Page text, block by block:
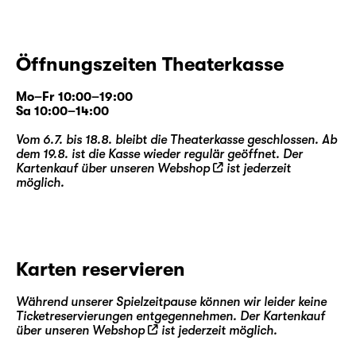
Öffnungszeiten Theaterkasse
Mo–Fr 10:00–19:00
Sa 10:00–14:00
Vom 6.7. bis 18.8. bleibt die Theaterkasse geschlossen. Ab
dem 19.8. ist die Kasse wieder regulär geöffnet. Der
Kartenkauf über unseren Webshop
ist jederzeit
möglich.
Karten reservieren
Während unserer Spielzeitpause können wir leider keine
Ticketreservierungen entgegennehmen. Der Kartenkauf
über unseren Webshop ist jederzeit möglich.